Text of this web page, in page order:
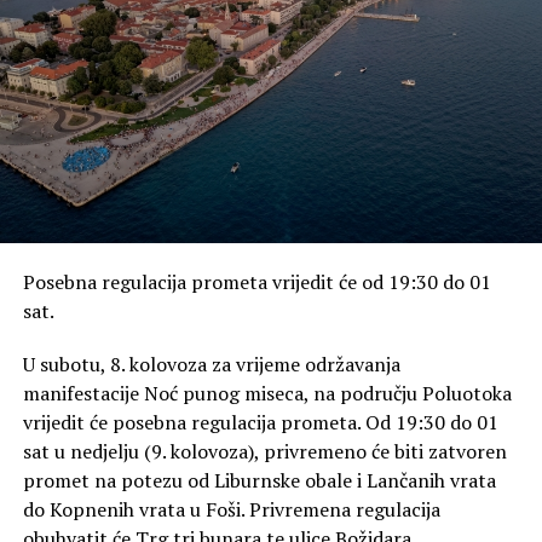
Posebna regulacija prometa vrijedit će od 19:30 do 01
sat.
U subotu, 8. kolovoza za vrijeme održavanja
manifestacije Noć punog miseca, na području Poluotoka
vrijedit će posebna regulacija prometa. Od 19:30 do 01
sat u nedjelju (9. kolovoza), privremeno će biti zatvoren
promet na potezu od Liburnske obale i Lančanih vrata
do Kopnenih vrata u Foši. Privremena regulacija